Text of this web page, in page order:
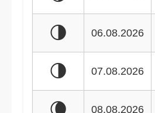
🌗 06.08.2026
🌗 07.08.2026
08.08.2026